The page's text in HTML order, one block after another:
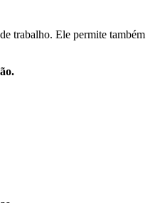
trabalho. Ele permite também